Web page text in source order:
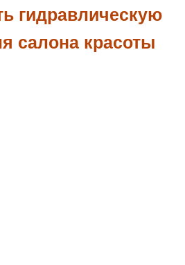
гидравлическую
салона красоты